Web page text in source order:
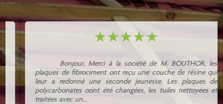
Bonjour, Merci à la société de M. BOUTHOR, les
plaques de fibrociment ont reçu une couche de résine qui
leur a redonné une seconde jeunesse. Les plaques de
polycarbonates oont été changées, les tuiles nettoyées et
traitées avec un...